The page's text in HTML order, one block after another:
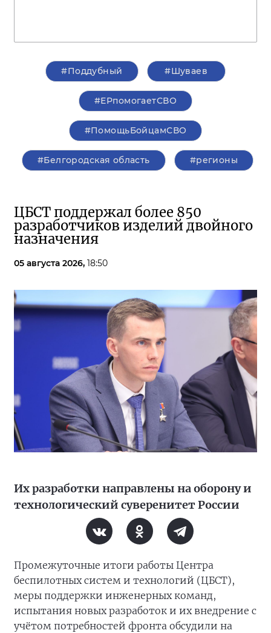
#Поддубный #Шуваев
#ЕРпомогаетСВО
#ПомощьБойцамСВО
#Белгородская область #регионы
ЦБСТ поддержал более 850
разработчиков изделий двойного
назначения
05 августа 2026, 18:50
Их разработки направлены на оборону и
технологический суверенитет России
Промежуточные итоги работы Центра
беспилотных систем и технологий (ЦБСТ),
меры поддержки инженерных команд,
испытания новых разработок и их внедрение с
учётом потребностей фронта обсудили на